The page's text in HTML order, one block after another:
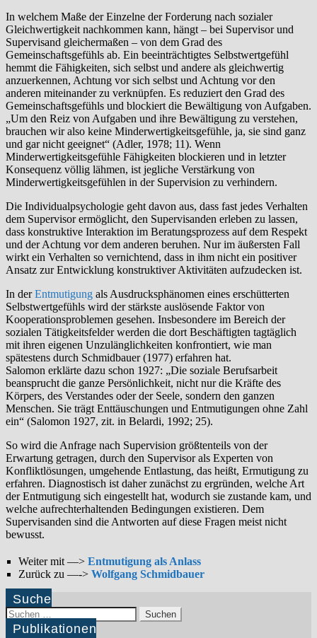
In welchem Maße der Einzelne der Forderung nach sozialer
Gleichwertig­keit nachkommen kann, hängt – bei Supervisor und
Supervisand gleicher­maßen – von dem Grad des
Gemeinschaftsgefühls ab. Ein beeinträchtigtes Selbstwertgefühl
hemmt die Fähigkeiten, sich selbst und andere als gleichwertig
anzuerkennen, Achtung vor sich selbst und Achtung vor den
anderen miteinander zu verknüpfen. Es reduziert den Grad des
Gemein­schaftsgefühls und blockiert die Bewältigung von Aufgaben.
„Um den Reiz von Aufgaben und ihre Bewältigung zu verstehen,
brauchen wir also keine Minderwertigkeitsgefühle, ja, sie sind ganz
und gar nicht geeignet“ (Adler, 1978; 11). Wenn
Minderwertigkeitsgefühle Fähigkeiten blockieren und in letzter
Konsequenz völlig lähmen, ist jegliche Verstärkung von
Minderwertigkeitsgefühlen in der Supervision zu verhindern.
Die Individualpsychologie geht davon aus, dass fast jedes Verhalten
dem Supervisor ermöglicht, den Supervisanden erleben zu lassen,
dass kon­struktive Interaktion im Beratungsprozess auf dem Respekt
und der Achtung vor dem anderen beruhen. Nur im äußersten Fall
wirkt ein Verhalten so vernichtend, dass in ihm nicht ein positiver
Ansatz zur Entwicklung konstruktiver Aktivitäten aufzudecken ist.
In derEntmutigung als Ausdrucksphänomen eines erschütterten
Selbst­wertgefühls wird der stärkste auslösende Faktor von
Kooperationsproble­men gesehen. Insbesondere im Bereich der
sozialen Tätigkeitsfelder wer­den die dort Beschäftigten tagtäglich
mit ihren eigenen Unzulänglichkeiten konfrontiert, wie man
spätestens durch Schmidbauer (1977) erfahren hat.
Salomon erklärte dazu schon 1927: „Die soziale Berufsarbeit
beansprucht die ganze Persönlichkeit, nicht nur die Kräfte des
Körpers, des Verstandes oder der Seele, sondern den ganzen
Menschen. Sie trägt Enttäuschungen und Entmutigungen ohne Zahl
ein“ (Salomon 1927, zit. in Belardi, 1992; 25).
So wird die Anfrage nach Supervision größtenteils von der
Erwartung getragen, durch den Supervisor als Experten von
Konfliktlösungen, umge­hende Entlastung, das heißt, Ermutigung zu
erfahren. Diagnostisch ist daher zunächst zu ergründen, welche Art
der Entmutigung sich eingestellt hat, wodurch sie zustande kam, und
welche aufrechterhaltenden Bedin­gungen existieren. Dem
Supervisanden sind die Antworten auf diese Fra­gen meist nicht
bewusst.
Weiter mit —> Entmutigung als Anlass
Zurück zu —-> Wolfgang Schmidbauer
Suche
Suchen
nach:
Publikationen